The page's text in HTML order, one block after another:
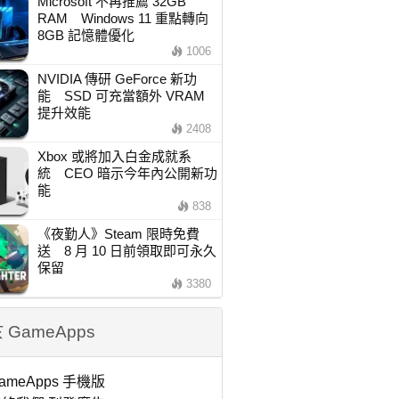
RAM Windows 11 重點轉向
8GB 記憶體優化
1006
NVIDIA 傳研 GeForce 新功
能 SSD 可充當額外 VRAM
提升效能
2408
Xbox 或將加入白金成就系
統 CEO 暗示今年內公開新功
能
838
《夜勤人》Steam 限時免費
送 8 月 10 日前領取即可永久
保留
3380
GameApps
手機版